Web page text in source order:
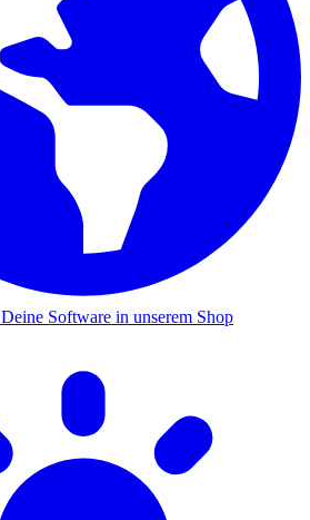
Deine Software in unserem Shop